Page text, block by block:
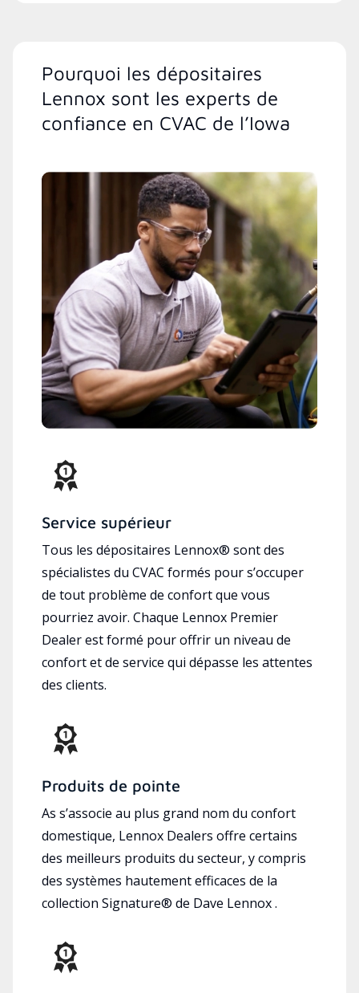
Pourquoi les dépositaires
Lennox sont les experts de
confiance en CVAC de l’Iowa
Service supérieur
Tous les dépositaires Lennox® sont des
spécialistes du CVAC formés pour s’occuper
de tout problème de confort que vous
pourriez avoir. Chaque Lennox Premier
Dealer est formé pour offrir un niveau de
confort et de service qui dépasse les attentes
des clients.
Produits de pointe
As s’associe au plus grand nom du confort
domestique, Lennox Dealers offre certains
des meilleurs produits du secteur, y compris
des systèmes hautement efficaces de la
collection Signature® de Dave Lennox .